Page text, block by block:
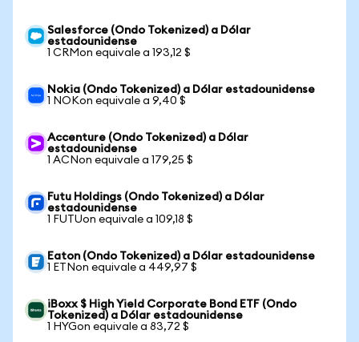
Salesforce (Ondo Tokenized) a Dólar
estadounidense
1 CRMon equivale a 193,12 $
Nokia (Ondo Tokenized) a Dólar estadounidense
1 NOKon equivale a 9,40 $
Accenture (Ondo Tokenized) a Dólar
estadounidense
1 ACNon equivale a 179,25 $
Futu Holdings (Ondo Tokenized) a Dólar
estadounidense
1 FUTUon equivale a 109,18 $
Eaton (Ondo Tokenized) a Dólar estadounidense
1 ETNon equivale a 449,97 $
iBoxx $ High Yield Corporate Bond ETF (Ondo
Tokenized) a Dólar estadounidense
1 HYGon equivale a 83,72 $